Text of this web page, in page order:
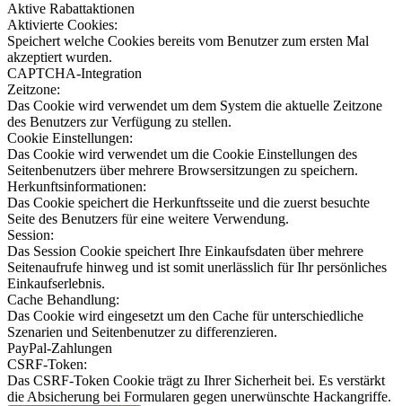
Aktive Rabattaktionen
Aktivierte Cookies:
Speichert welche Cookies bereits vom Benutzer zum ersten Mal
akzeptiert wurden.
CAPTCHA-Integration
Zeitzone:
Das Cookie wird verwendet um dem System die aktuelle Zeitzone
des Benutzers zur Verfügung zu stellen.
Cookie Einstellungen:
Das Cookie wird verwendet um die Cookie Einstellungen des
Seitenbenutzers über mehrere Browsersitzungen zu speichern.
Herkunftsinformationen:
Das Cookie speichert die Herkunftsseite und die zuerst besuchte
Seite des Benutzers für eine weitere Verwendung.
Session:
Das Session Cookie speichert Ihre Einkaufsdaten über mehrere
Seitenaufrufe hinweg und ist somit unerlässlich für Ihr persönliches
Einkaufserlebnis.
Cache Behandlung:
Das Cookie wird eingesetzt um den Cache für unterschiedliche
Szenarien und Seitenbenutzer zu differenzieren.
PayPal-Zahlungen
CSRF-Token:
Das CSRF-Token Cookie trägt zu Ihrer Sicherheit bei. Es verstärkt
die Absicherung bei Formularen gegen unerwünschte Hackangriffe.